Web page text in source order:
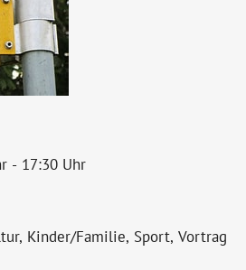
- 17:30 Uhr
Kinder/Familie, Sport, Vortrag